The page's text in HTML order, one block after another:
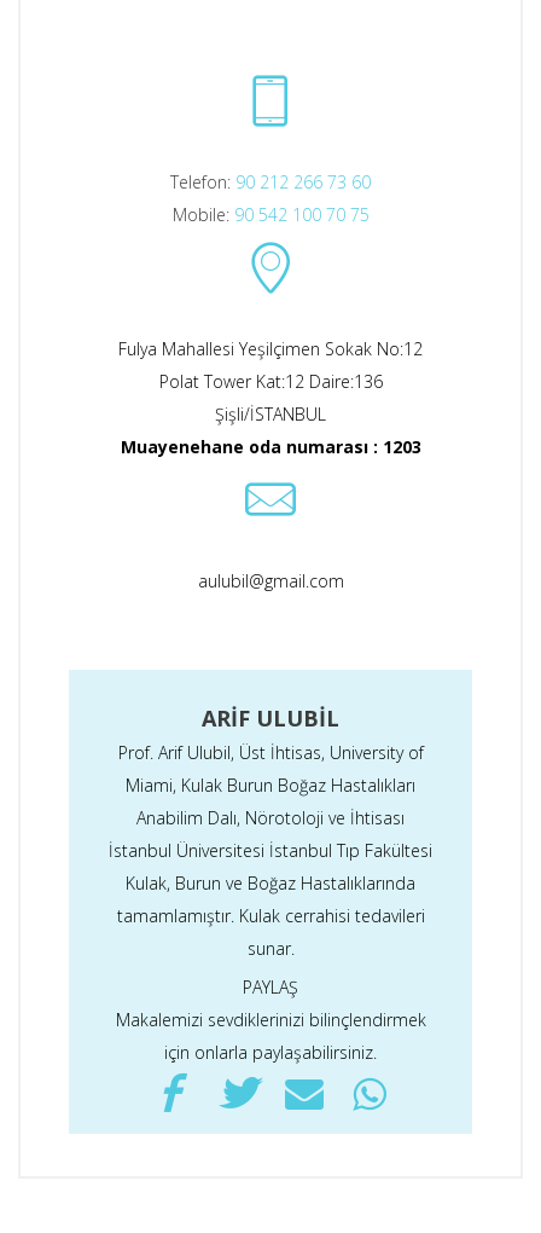
Telefon: 90 212 266 73 60
Mobile: 90 542 100 70 75
Fulya Mahallesi Yeşilçimen Sokak No:12
Polat Tower Kat:12 Daire:136
Şişli/İSTANBUL
Muayenehane oda numarası : 1203
aulubil@gmail.com
ARIF ULUBIL
Prof. Arif Ulubil, Üst İhtisas, University of
Miami, Kulak Burun Boğaz Hastalıkları
Anabilim Dalı, Nörotoloji ve İhtisası
İstanbul Üniversitesi İstanbul Tıp Fakültesi
Kulak, Burun ve Boğaz Hastalıklarında
tamamlamıştır. Kulak cerrahisi tedavileri
sunar.
PAYLAŞ
Makalemizi sevdiklerinizi bilinçlendirmek
için onlarla paylaşabilirsiniz.